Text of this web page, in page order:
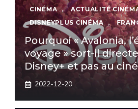
CINÉMA , ACTUALITÉ
DISNEYPLUS CINÉMA
,
Pourquoi « Avalonia,
voyage » sort-il
Disney+ et pas au
2022-12-20